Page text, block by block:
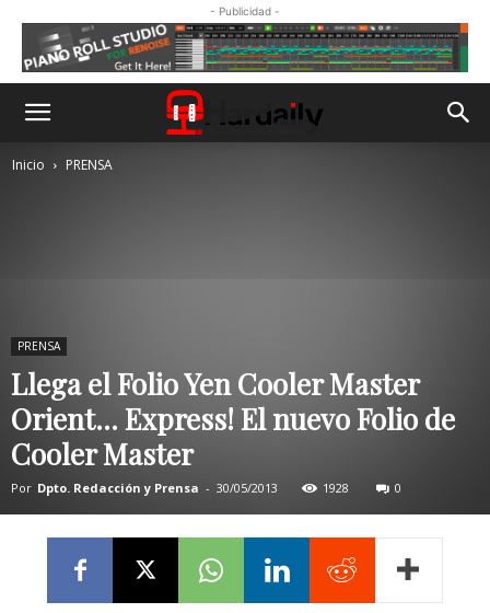
- Publicidad -
Inicio PRENSA
PRENSA
Llega el Folio Yen Cooler Master
Orient… Express! El nuevo Folio de
Cooler Master
Por Dpto. Redacción y Prensa - 30/05/2013 1928 0